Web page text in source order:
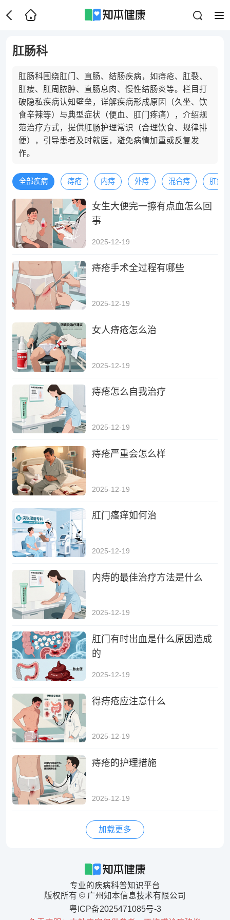
肛肠科
肛肠科围绕肛门、直肠、结肠疾病，如痔疮、肛裂、
肛瘘、肛周脓肿、直肠息肉、慢性结肠炎等。栏目打
破隐私疾病认知壁垒，详解疾病形成原因（久坐、饮
食辛辣等）与典型症状（便血、肛门疼痛），介绍规
范治疗方式，提供肛肠护理常识（合理饮食、规律排
便），引导患者及时就医，避免病情加重或反复发
作。
全部疾病 痔疮 内痔 外痔 混合痔 肛瘘
女生大便完一擦有点血怎么回
事
2025-12-19
痔疮手术全过程有哪些
2025-12-19
女人痔疮怎么治
2025-12-19
痔疮怎么自我治疗
2025-12-19
痔疮严重会怎么样
2025-12-19
肛门瘙痒如何治
2025-12-19
内痔的最佳治疗方法是什么
2025-12-19
肛门有时出血是什么原因造成
的
2025-12-19
得痔疮应注意什么
2025-12-19
痔疮的护理措施
2025-12-19
加载更多
专业的疾病科普知识平台
版权所有 © 广州知本信息技术有限公司
粤ICP备2025471085号-3